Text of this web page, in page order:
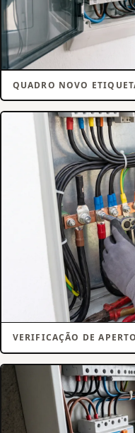
QUADRO NOVO
VERIFICAÇÃO DE